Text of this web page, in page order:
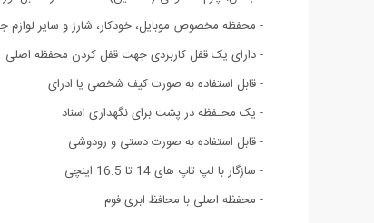
- محفظه مخصوص موبایل، خودکار، شارژ و سایر لوازم
- دارای یک قفل کاربردی جهت قفل کردن محفظه اصلی
- قابل استفاده به صورت کیف شخصی یا ادرای
- یک محـفظه در پشت برای نگهداری اسناد
- قابل استفاده به صورت دستی و رودوشی
- سازگار با لپ تاپ های 14 تا 16.5 اینچی
- محفظه اصلی با محافظ ابری فوم